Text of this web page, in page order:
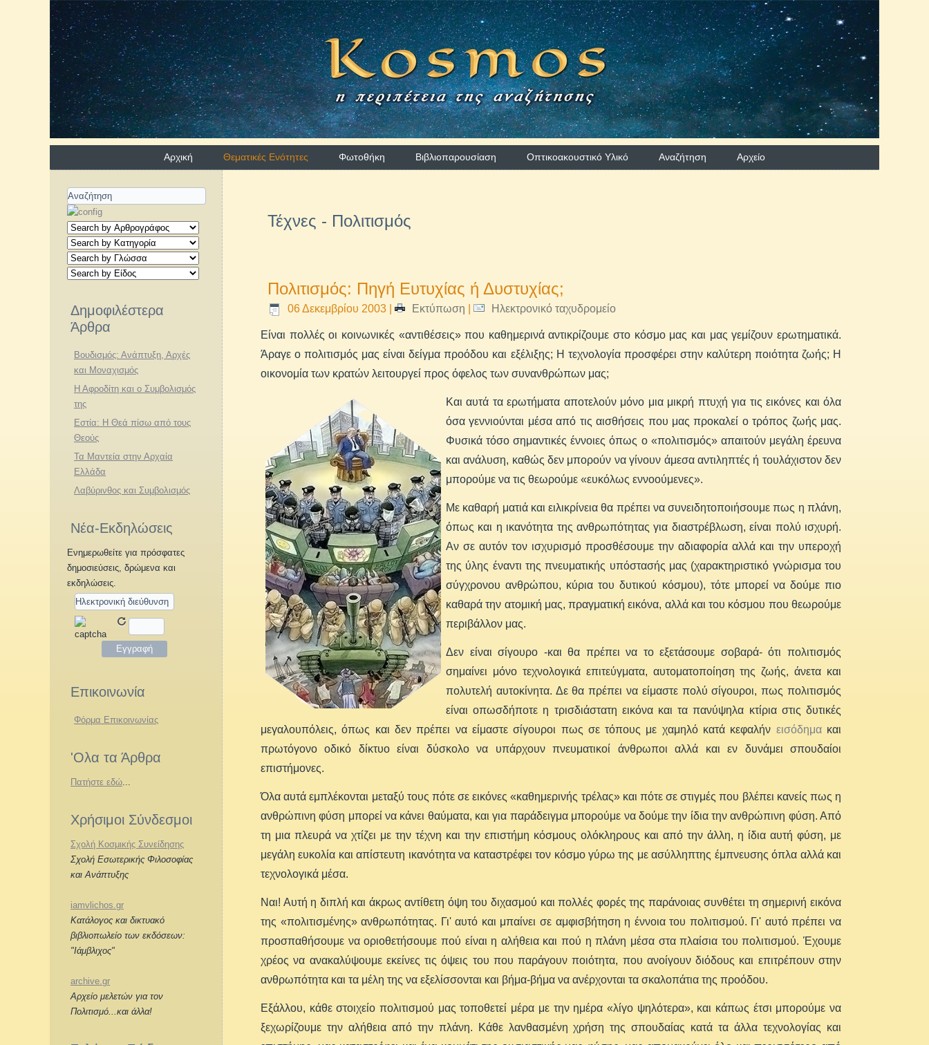
Αρχική Θεματικές Ενότητες Φωτοθήκη Βιβλιοπαρουσίαση Οπτικοακουστικό Υλικό Αναζήτηση Aρχείο
Δημοφιλέστερα
Άρθρα
Βουδισμός: Ανάπτυξη, Αρχές
και Μοναχισμός
Η Αφροδίτη και ο Συμβολισμός
της
Εστία: Η Θεά πίσω από τους
Θεούς
Τα Μαντεία στην Αρχαία
Ελλάδα
Λαβύρινθος και Συμβολισμός
Νέα-Εκδηλώσεις
Ενημερωθείτε για πρόσφατες
δημοσιεύσεις, δρώμενα και
εκδηλώσεις.
Επικοινωνία
Φόρμα Επικοινωνίας
'Ολα τα Άρθρα
Πατήστε εδώ...
Χρήσιμοι Σύνδεσμοι
Σχολή Κοσμικής Συνείδησης
Σχολή Εσωτερικής Φιλοσοφίας
και Ανάπτυξης
iamvlichos.gr
Κατάλογος και δικτυακό
βιβλιοπωλείο των εκδόσεων:
"Ιάμβλιχος"
archive.gr
Αρχείο μελετών για τον
Πολιτισμό...και άλλα!
Τέχνες - Πολιτισμός
Πολιτισμός: Πηγή Ευτυχίας ή Δυστυχίας;
06 Δεκεμβρίου 2003 Εκτύπωση Ηλεκτρονικό ταχυδρομείο
Είναι πολλές οι κοινωνικές «αντιθέσεις» που καθημερινά αντικρίζουμε στο κόσμο μας και μας γεμίζουν ερωτηματικά.
Άραγε ο πολιτισμός μας είναι δείγμα προόδου και εξέλιξης; Η τεχνολογία προσφέρει στην καλύτερη ποιότητα ζωής; Η
οικονομία των κρατών λειτουργεί προς όφελος των συνανθρώπων μας;
Και αυτά τα ερωτήματα αποτελούν μόνο μια μικρή πτυχή για τις εικόνες και όλα
όσα γεννιούνται μέσα από τις αισθήσεις που μας προκαλεί ο τρόπος ζωής μας.
Φυσικά τόσο σημαντικές έννοιες όπως ο «πολιτισμός» απαιτούν μεγάλη έρευνα
και ανάλυση, καθώς δεν μπορούν να γίνουν άμεσα αντιληπτές ή τουλάχιστον δεν
μπορούμε να τις θεωρούμε «ευκόλως εννοούμενες».
Με καθαρή ματιά και ειλικρίνεια θα πρέπει να συνειδητοποιήσουμε πως η πλάνη,
όπως και η ικανότητα της ανθρωπότητας για διαστρέβλωση, είναι πολύ ισχυρή.
Αν σε αυτόν τον ισχυρισμό προσθέσουμε την αδιαφορία αλλά και την υπεροχή
της ύλης έναντι της πνευματικής υπόστασής μας (χαρακτηριστικό γνώρισμα του
σύγχρονου ανθρώπου, κύρια του δυτικού κόσμου), τότε μπορεί να δούμε πιο
καθαρά την ατομική μας, πραγματική εικόνα, αλλά και του κόσμου που θεωρούμε
περιβάλλον μας.
Δεν είναι σίγουρο -και θα πρέπει να το εξετάσουμε σοβαρά- ότι πολιτισμός
σημαίνει μόνο τεχνολογικά επιτεύγματα, αυτοματοποίηση της ζωής, άνετα και
πολυτελή αυτοκίνητα. Δε θα πρέπει να είμαστε πολύ σίγουροι, πως πολιτισμός
είναι οπωσδήποτε η τρισδιάστατη εικόνα και τα πανύψηλα κτίρια στις δυτικές
μεγαλουπόλεις, όπως και δεν πρέπει να είμαστε σίγουροι πως σε τόπους με χαμηλό κατά κεφαλήν εισόδημα και
πρωτόγονο οδικό δίκτυο είναι δύσκολο να υπάρχουν πνευματικοί άνθρωποι αλλά και εν δυνάμει σπουδαίοι
επιστήμονες.
Όλα αυτά εμπλέκονται μεταξύ τους πότε σε εικόνες «καθημερινής τρέλας» και πότε σε στιγμές που βλέπει κανείς πως η
ανθρώπινη φύση μπορεί να κάνει θαύματα, και για παράδειγμα μπορούμε να δούμε την ίδια την ανθρώπινη φύση. Από
τη μια πλευρά να χτίζει με την τέχνη και την επιστήμη κόσμους ολόκληρους και από την άλλη, η ίδια αυτή φύση, με
μεγάλη ευκολία και απίστευτη ικανότητα να καταστρέφει τον κόσμο γύρω της με ασύλληπτης έμπνευσης όπλα αλλά και
τεχνολογικά μέσα.
Ναι! Αυτή η διπλή και άκρως αντίθετη όψη του διχασμού και πολλές φορές της παράνοιας συνθέτει τη σημερινή εικόνα
της «πολιτισμένης» ανθρωπότητας. Γι' αυτό και μπαίνει σε αμφισβήτηση η έννοια του πολιτισμού. Γι' αυτό πρέπει να
προσπαθήσουμε να οριοθετήσουμε πού είναι η αλήθεια και πού η πλάνη μέσα στα πλαίσια του πολιτισμού. Έχουμε
χρέος να ανακαλύψουμε εκείνες τις όψεις του που παράγουν ποιότητα, που ανοίγουν διόδους και επιτρέπουν στην
ανθρωπότητα και τα μέλη της να εξελίσσονται και βήμα-βήμα να ανέρχονται τα σκαλοπάτια της προόδου.
Εξάλλου, κάθε στοιχείο πολιτισμού μας τοποθετεί μέρα με την ημέρα «λίγο ψηλότερα», και κάπως έτσι μπορούμε να
ξεχωρίζουμε την αλήθεια από την πλάνη. Κάθε λανθασμένη χρήση της σπουδαίας κατά τα άλλα τεχνολογίας και